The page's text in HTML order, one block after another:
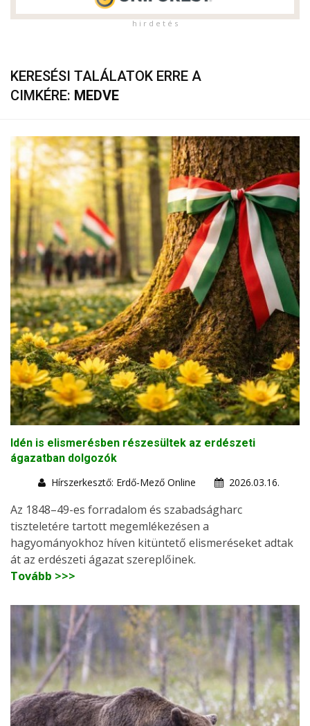
h i r d e t é s
KERESÉSI TALÁLATOK ERRE A
CIMKÉRE: MEDVE
Idén is elismerésben részesültek az erdészeti
ágazatban dolgozók
Hírszerkesztő: Erdő-Mező Online
2026.03.16.
Az 1848–49-es forradalom és szabadságharc
tiszteletére tartott megemlékezésen a
hagyományokhoz híven kitüntető elismeréseket adtak
át az erdészeti ágazat szereplőinek.
Tovább >>>